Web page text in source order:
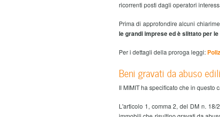
ricorrenti posti dagli operatori
Prima di approfondire alcuni
le grandi imprese ed è slittato per
Per i dettagli della proroga leggi:
Beni gravati da abuso
Il MIMIT ha specificato che in questo
L'articolo 1, comma 2, del DM n.